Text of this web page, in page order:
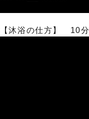
沐浴の仕方】 10分